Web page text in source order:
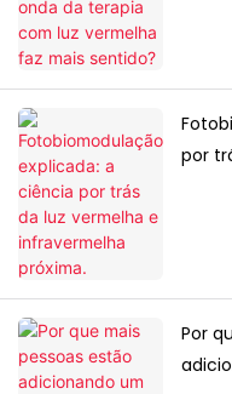
por
Por